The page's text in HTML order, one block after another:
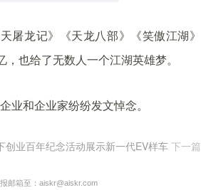
屠龙记》《天龙八部》《笑傲江湖》
，也给了无数人一个江湖英雄梦。
业和企业家纷纷发文悼念。
创业百年纪念活动展示新一代EV样车下一篇
邮箱至：aiskr@aiskr.com